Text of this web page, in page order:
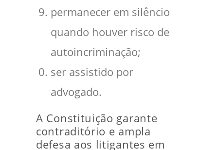
permanecer em silêncio
quando houver risco de
autoincriminação;
ser assistido por
advogado.
A Constituição garante
contraditório e ampla
defesa aos litigantes em